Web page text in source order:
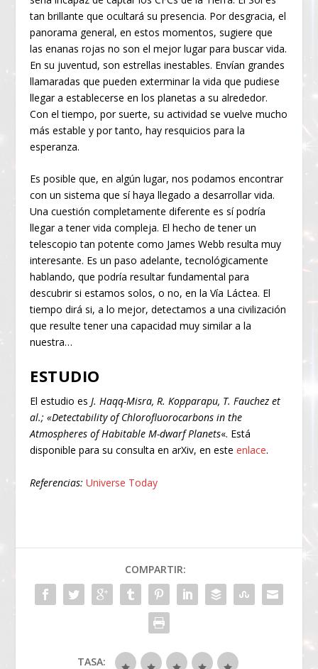
tan brillante que ocultará su presencia. Por desgracia, el
panorama general, en estos momentos, sugiere que
las enanas rojas no son el mejor lugar para buscar vida.
En su juventud, son estrellas inestables. Envían grandes
llamaradas que pueden exterminar la vida que pudiese
llegar a establecerse en los planetas a su alrededor.
Con el tiempo, por suerte, su actividad se vuelve mucho
más estable y por tanto, hay resquicios para la
esperanza.
Es posible que, en algún lugar, nos podamos encontrar
con un sistema que sí haya llegado a desarrollar vida.
Una cuestión completamente diferente es sí podría
llegar a tener vida compleja. El hecho de tener un
telescopio tan potente como James Webb resulta muy
interesante. Es un paso adelante, tecnológicamente
hablando, que podría resultar fundamental para
descubrir si estamos solos, o no, en la Vía Láctea. El
tiempo dirá si, a lo mejor, detectamos a una civilización
que resulte tener una capacidad muy similar a la
nuestra…
ESTUDIO
El estudio esJ. Haqq-Misra, R. Kopparapu, T. Fauchez et
al.; «Detectability of Chlorofluorocarbons in the
Atmospheres of Habitable M-dwarf Planets«. Está
disponible para su consulta en arXiv, en esteenlace.
Referencias: Universe Today
COMPARTIR:
TASA: